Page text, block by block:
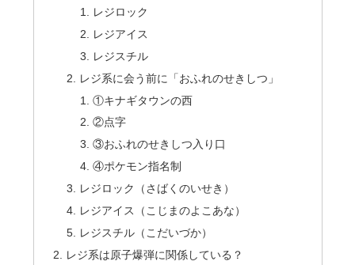
レジロック
レジアイス
レジスチル
レジ系に会う前に「おふれのせきしつ」
①キナギタウンの西
②点字
③おふれのせきしつ入り口
④ポケモン指名制
レジロック（さばくのいせき）
レジアイス（こじまのよこあな）
レジスチル（こだいづか）
レジ系は原子爆弾に関係している？